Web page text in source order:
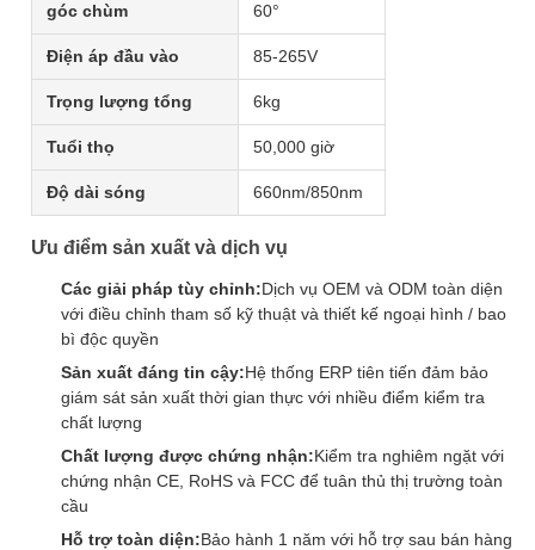
góc chùm 60°
Điện áp đầu vào 85-265V
Trọng lượng tổng 6kg
Tuổi thọ 50,000 giờ
Độ dài sóng 660nm/850nm
Ưu điểm sản xuất và dịch vụ
Các giải pháp tùy chỉnh:Dịch vụ OEM và ODM toàn diện
với điều chỉnh tham số kỹ thuật và thiết kế ngoại hình / bao
bì độc quyền
Sản xuất đáng tin cậy:Hệ thống ERP tiên tiến đảm bảo
giám sát sản xuất thời gian thực với nhiều điểm kiểm tra
chất lượng
Chất lượng được chứng nhận:Kiểm tra nghiêm ngặt với
chứng nhận CE, RoHS và FCC để tuân thủ thị trường toàn
cầu
Hỗ trợ toàn diện:Bảo hành 1 năm với hỗ trợ sau bán hàng